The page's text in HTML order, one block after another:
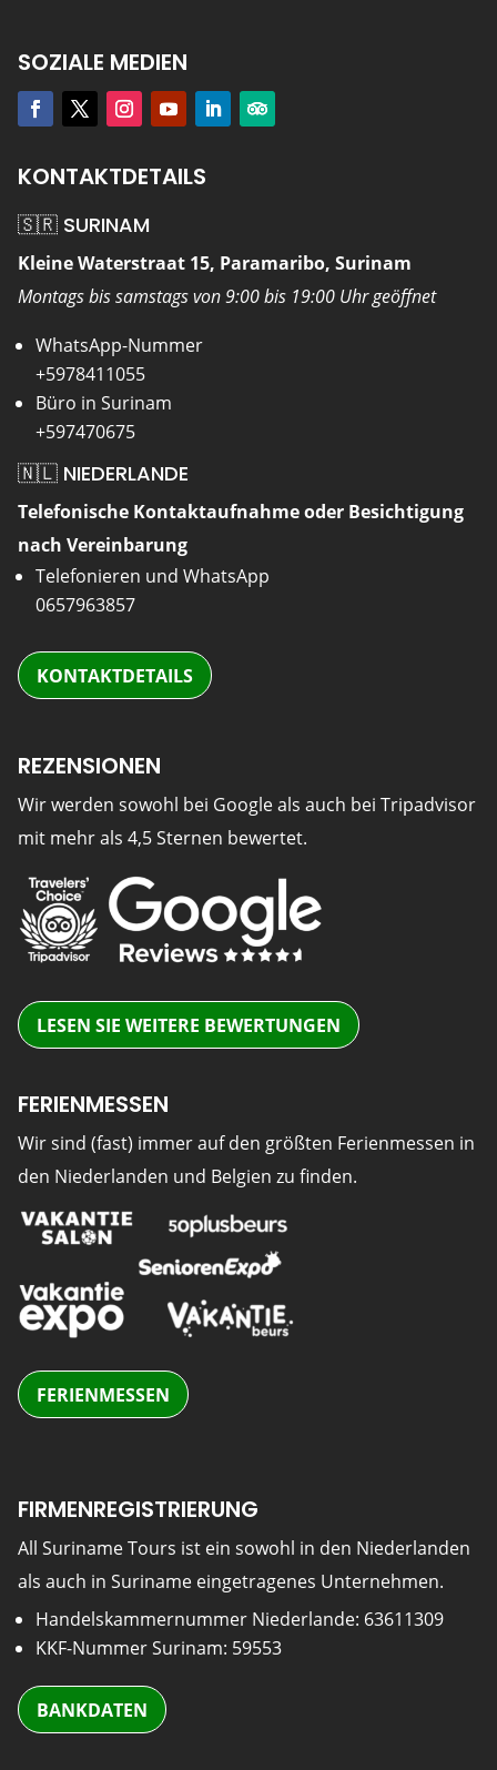
SOZIALE MEDIEN
KONTAKTDETAILS
🇸🇷 SURINAM
Kleine Waterstraat 15, Paramaribo, Surinam
Montags bis samstags von 9:00 bis 19:00 Uhr geöffnet
WhatsApp-Nummer
+5978411055
Büro in Surinam
+597470675
🇳🇱 NIEDERLANDE
Telefonische Kontaktaufnahme oder Besichtigung
nach Vereinbarung
Telefonieren und WhatsApp
0657963857
KONTAKTDETAILS
REZENSIONEN
Wir werden sowohl bei Google als auch bei Tripadvisor
mit mehr als 4,5 Sternen bewertet.
LESEN SIE WEITERE BEWERTUNGEN
FERIENMESSEN
Wir sind (fast) immer auf den größten Ferienmessen in
den Niederlanden und Belgien zu finden.
FERIENMESSEN
FIRMENREGISTRIERUNG
All Suriname Tours ist ein sowohl in den Niederlanden
als auch in Suriname eingetragenes Unternehmen.
Handelskammernummer Niederlande: 63611309
KKF-Nummer Surinam: 59553
BANKDATEN